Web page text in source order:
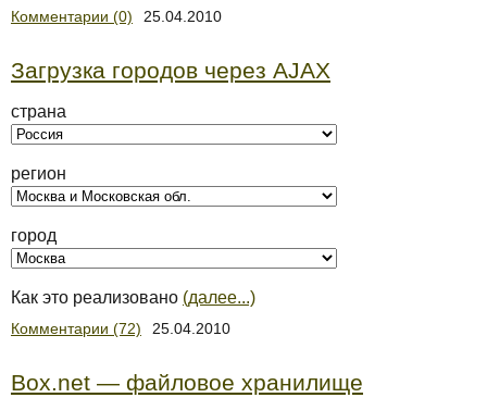
Комментарии (0) 25.04.2010
Загрузка городов через AJAX
страна
регион
город
Как это реализовано (далее...)
Комментарии (72) 25.04.2010
Box.net — файловое хранилище